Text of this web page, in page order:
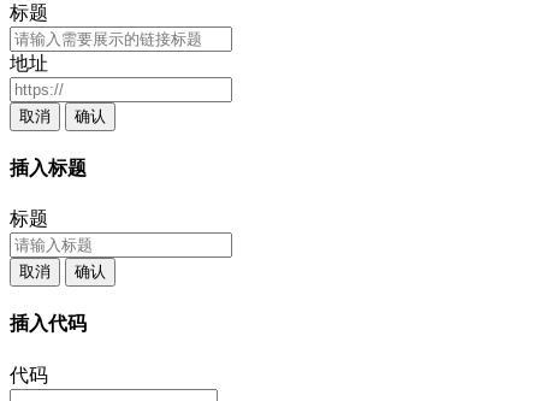
标题
地址
取消 确认
插入标题
标题
取消 确认
插入代码
代码